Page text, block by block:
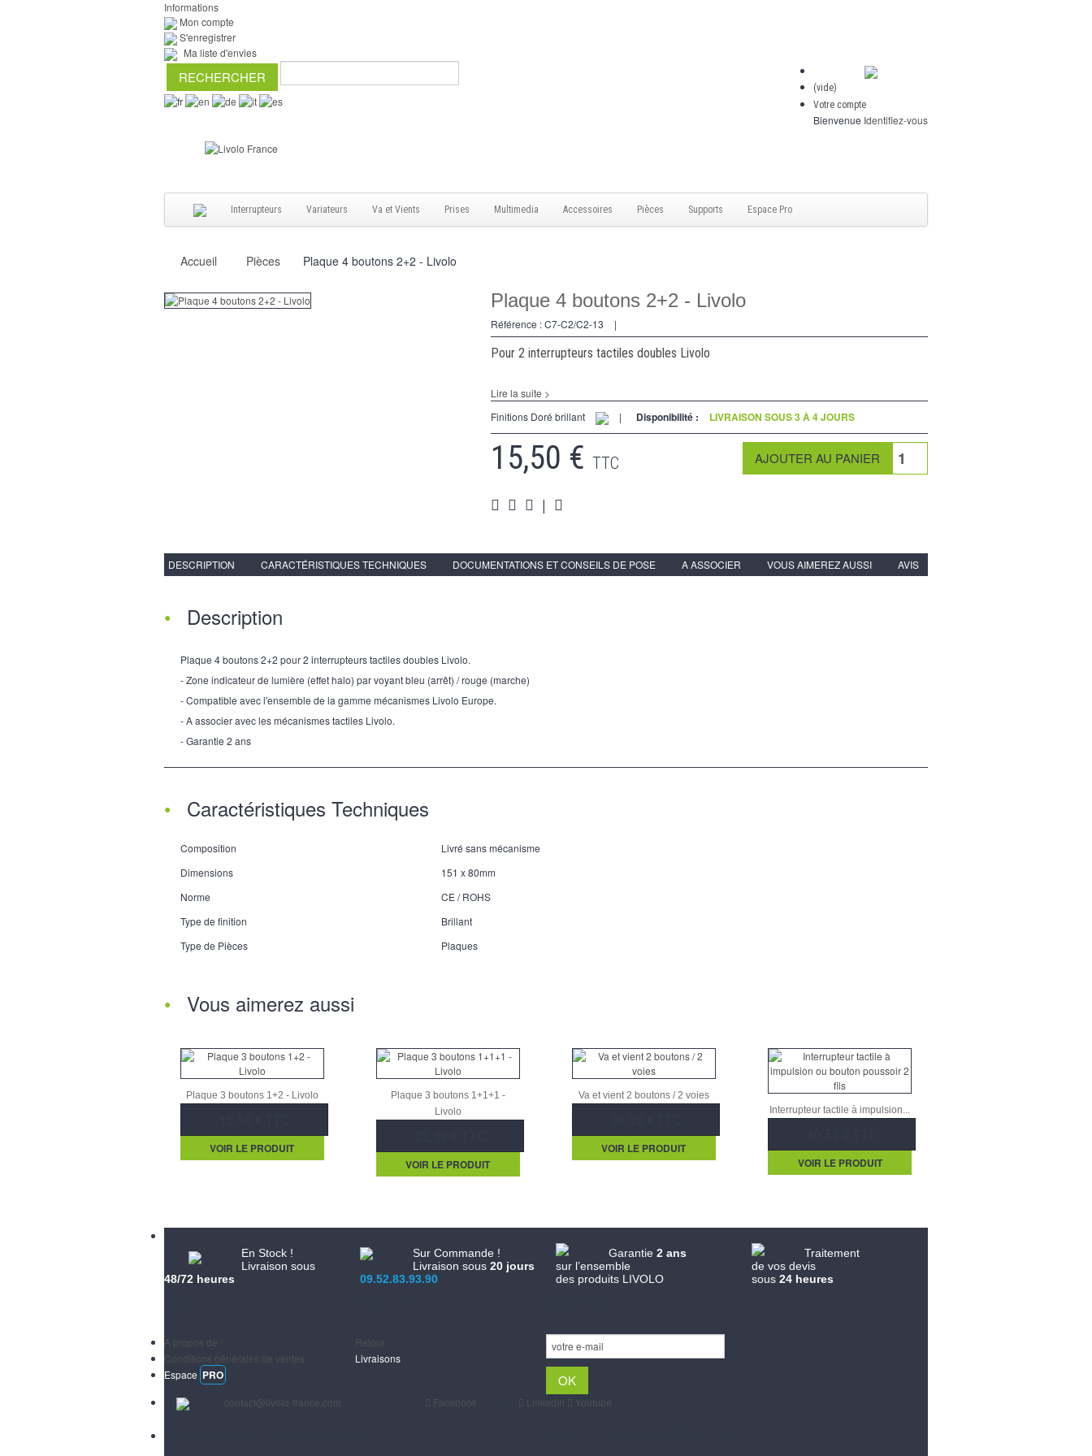
Informations
Mon compte
S'enregistrer
Ma liste d'envies
(vide)
Votre compte
Bienvenue Identifiez-vous
Interrupteurs Variateurs Va et Vients Prises Multimedia Accessoires Pièces Supports Espace Pro
Accueil Pièces Plaque 4 boutons 2+2 - Livolo
Plaque 4 boutons 2+2 - Livolo
Référence :C7-C2/C2-13 |
Pour 2 interrupteurs tactiles doubles Livolo
Lire la suite >
Finitions Doré brillant
| Disponibilité : LIVRAISON SOUS 3 À 4 JOURS
15,50 € TTC
|
DESCRIPTION CARACTÉRISTIQUES TECHNIQUES DOCUMENTATIONS ET CONSEILS DE POSE A ASSOCIER VOUS AIMEREZ AUSSI AVIS
Description
Plaque 4 boutons 2+2 pour 2 interrupteurs tactiles doubles Livolo.
- Zone indicateur de lumière (effet halo) par voyant bleu (arrêt) / rouge (marche)
- Compatible avec l'ensemble de la gamme mécanismes Livolo Europe.
- A associer avec les mécanismes tactiles Livolo.
- Garantie 2 ans
Caractéristiques Techniques
Composition
Livré sans mécanisme
Dimensions
151 x 80mm
Norme
CE / ROHS
Type de finition
Brillant
Type de Pièces
Plaques
Vous aimerez aussi
Plaque 3 boutons 1+2 - Livolo
VOIR LE PRODUIT
Plaque 3 boutons 1+1+1 -
Livolo
VOIR LE PRODUIT
Va et vient 2 boutons / 2 voies
VOIR LE PRODUIT
Interrupteur tactile à impulsion...
VOIR LE PRODUIT
En Stock !
Livraison sous
48/72 heures
Sur Commande !
Livraison sous20 jours
09.52.83.93.90
Garantie2 ans
sur l’ensemble
des produits LIVOLO
Traitement
de vos devis
sous24 heures
A propos de
Conditions générales de ventes
Espace PRO
Retour
Livraisons
contact@livolo-france.com Facebook Linkedin Youtube